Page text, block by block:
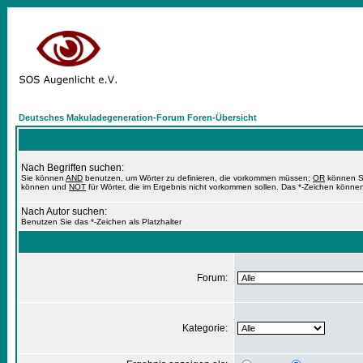
Deutsches Makuladegeneration-Forum Foren-Übersicht
Nach Begriffen suchen:
Sie können AND benutzen, um Wörter zu definieren, die vorkommen müssen; OR können
können und NOT für Wörter, die im Ergebnis nicht vorkommen sollen. Das *-Zeichen
Nach Autor suchen:
Benutzen Sie das *-Zeichen als Platzhalter
Forum:
Kategorie: